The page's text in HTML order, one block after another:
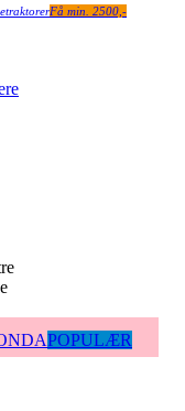
Få min. 2500,-
POPULÆR